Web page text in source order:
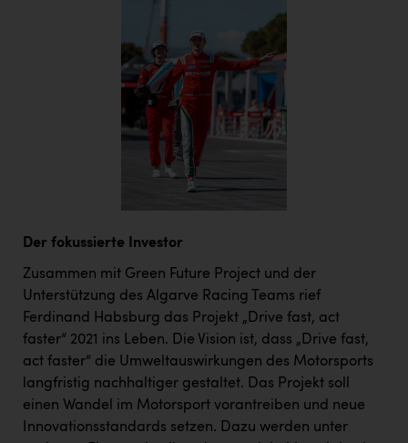
Der fokussierte Investor
Zusammen mit Green Future Project und der
Unterstützung des Algarve Racing Teams rief
Ferdinand Habsburg das Projekt „Drive fast, act
faster“ 2021 ins Leben. Die Vision ist, dass „Drive fast,
act faster“ die Umweltauswirkungen des Motorsports
langfristig nachhaltiger gestaltet. Das Projekt soll
einen Wandel im Motorsport vorantreiben und neue
Innovationsstandards setzen. Dazu werden unter